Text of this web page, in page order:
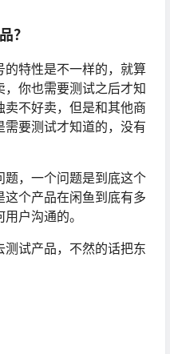
？
特性是不一样的，就算
你也需要测试之后才知
不好卖，但是和其他商
要测试才知道的，没有
，一个问题是到底这个
个产品在闲鱼到底有多
户沟通的。
试产品，不然的话把东